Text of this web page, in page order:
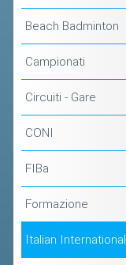
Beach Badminton
Campionati
Circuiti - Gare
CONI
FIBa
Formazione
Italian International